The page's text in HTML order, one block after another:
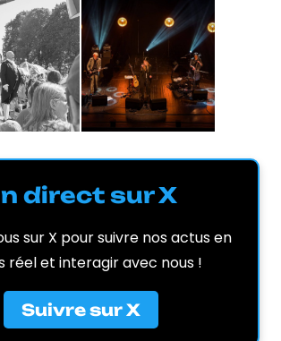
direct sur X
sur X pour suivre nos actus en
réel et interagir avec nous !
Suivre sur X